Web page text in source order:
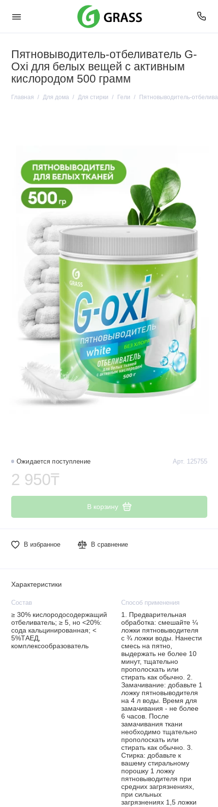
Пятновыводитель-отбеливатель G-
Oxi для белых вещей с активным
кислородом 500 грамм
Главная Для дома Для стирки Гели Пятновыводитель-
Ожидается поступление Арт. 125755
2 950₸
В корзину
В избранное В сравнение
Характеристики
Состав
≥ 30% кислородосодержащий
отбеливатель; ≥ 5, но <20%:
сода кальцинированная; <
5%ТАЕД,
комплексообразователь
Способ применения
1. Предварительная
обработка: смешайте ¼
ложки пятновыводителя
с ¾ ложки воды. Нанести
смесь на пятно,
выдержать не более 10
минут, тщательно
прополоскать или
стирать как обычно. 2.
Замачивание: добавьте 1
ложку пятновыводителя
на 4 л воды. Время для
замачивания - не более
6 часов. После
замачивания ткани
необходимо тщательно
прополоскать или
стирать как обычно. 3.
Стирка: добавьте к
вашему стиральному
порошку 1 ложку
пятновыводителя при
средних загрязнениях,
при сильных
загрязнениях 1,5 ложки